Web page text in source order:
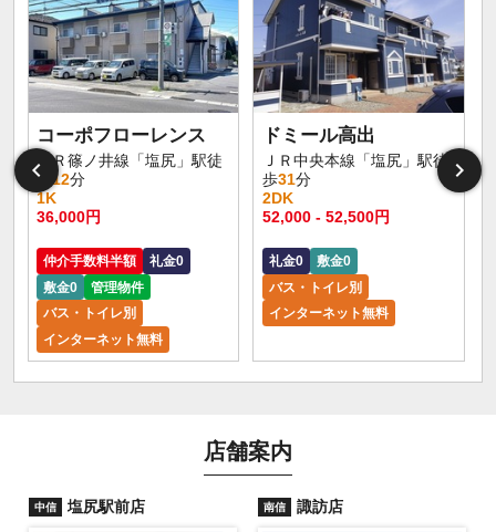
コーポフローレンス
ＪＲ篠ノ井線「塩尻」駅徒
歩 12分
1K
36,000円
仲介手数料半額
礼金0
敷金0
管理物件
バス・トイレ別
インターネット無料
ドミール高出
ＪＲ中央本線「塩尻」駅徒
歩31分
2DK
52,000 - 52,500円
礼金0
敷金0
バス・トイレ別
インターネット無料
店舗案内
中信 塩尻駅前店 南信 諏訪店